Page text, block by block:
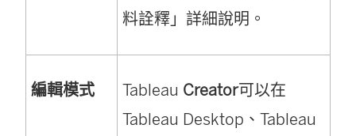
料詮釋」詳細說明。
編輯模式 Tableau Creator可以在
Tableau Desktop、Tableau